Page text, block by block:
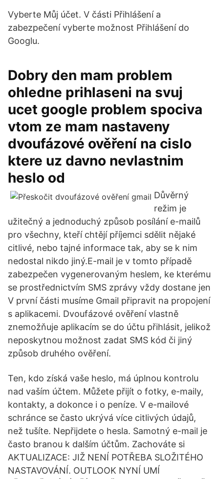
Vyberte Můj účet. V části Přihlášení a
zabezpečení vyberte možnost Přihlášení do
Googlu.
Dobry den mam problem
ohledne prihlaseni na svuj
ucet google problem spociva
vtom ze mam nastaveny
dvoufázové ověření na cislo
ktere uz davno nevlastnim
heslo od
Důvěrný
režim je
užitečný a jednoduchý způsob posílání e-mailů
pro všechny, kteří chtějí příjemci sdělit nějaké
citlivé, nebo tajné informace tak, aby se k nim
nedostal nikdo jiný.E-mail je v tomto případě
zabezpečen vygenerovaným heslem, ke kterému
se prostřednictvím SMS zprávy vždy dostane jen
V první části musíme Gmail připravit na propojení
s aplikacemi. Dvoufázové ověření vlastně
znemožňuje aplikacím se do účtu přihlásit, jelikož
neposkytnou možnost zadat SMS kód či jiný
způsob druhého ověření.
Ten, kdo získá vaše heslo, má úplnou kontrolu
nad vaším účtem. Můžete přijít o fotky, e-maily,
kontakty, a dokonce i o peníze. V e-mailové
schránce se často ukrývá více citlivých údajů,
než tušíte. Nepřijdete o hesla. Samotný e-mail je
často branou k dalším účtům. Zachováte si
AKTUALIZACE: JIŽ NENÍ POTŘEBA SLOŽITÉHO
NASTAVOVÁNÍ. OUTLOOK NYNÍ UMÍ